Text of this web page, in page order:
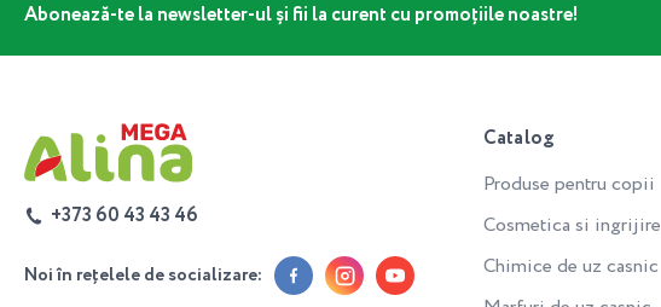
Abonează-te la newsletter-ul și fii la curent cu promoțiile noastre!
+373 60 43 43 46
Noi în rețelele de socializare:
Catalog
Produse pentru copii
Cosmetica si ingrijire
Chimice de uz casnic